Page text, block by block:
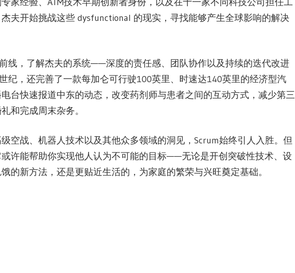
夫开始挑战这些 dysfunctional 的现实，寻找能够产生全球影响的解决
线，了解杰夫的系统——深度的责任感、团队协作以及持续的迭代改进
，还完善了一款每加仑可行驶100英里、时速达140英里的经济型汽
台快速报道中东的动态，改变药剂师与患者之间的互动方式，减少第三
和完成周末杂务。
空战、机器人技术以及其他众多领域的洞见，Scrum始终引人入胜。但
许能帮助你实现他人认为不可能的目标——无论是开创突破性技术、设
的新方法，还是更贴近生活的，为家庭的繁荣与兴旺奠定基础。